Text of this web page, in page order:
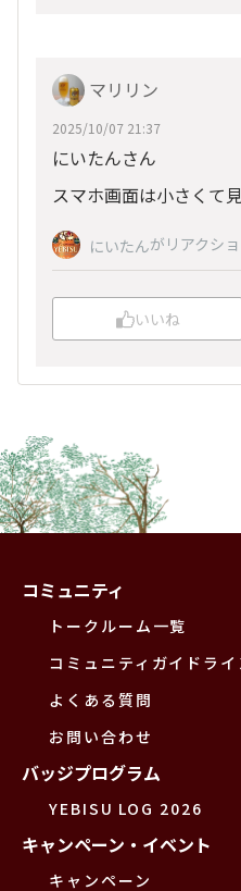
マリリン
2025/10/07 21:37
にいたんさん
スマホ画面は小さくて
にいたんがリアクシ
いいね
コミュニティ
トークルーム一覧
コミュニティガイドライ
よくある質問
お問い合わせ
バッジプログラム
YEBISU LOG 2026
キャンペーン・イベント
キャンペーン